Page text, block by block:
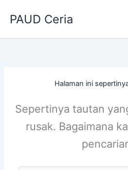
PAUD Ceria
Halaman ini
Sepertinya tautan
rusak. Bagaimana